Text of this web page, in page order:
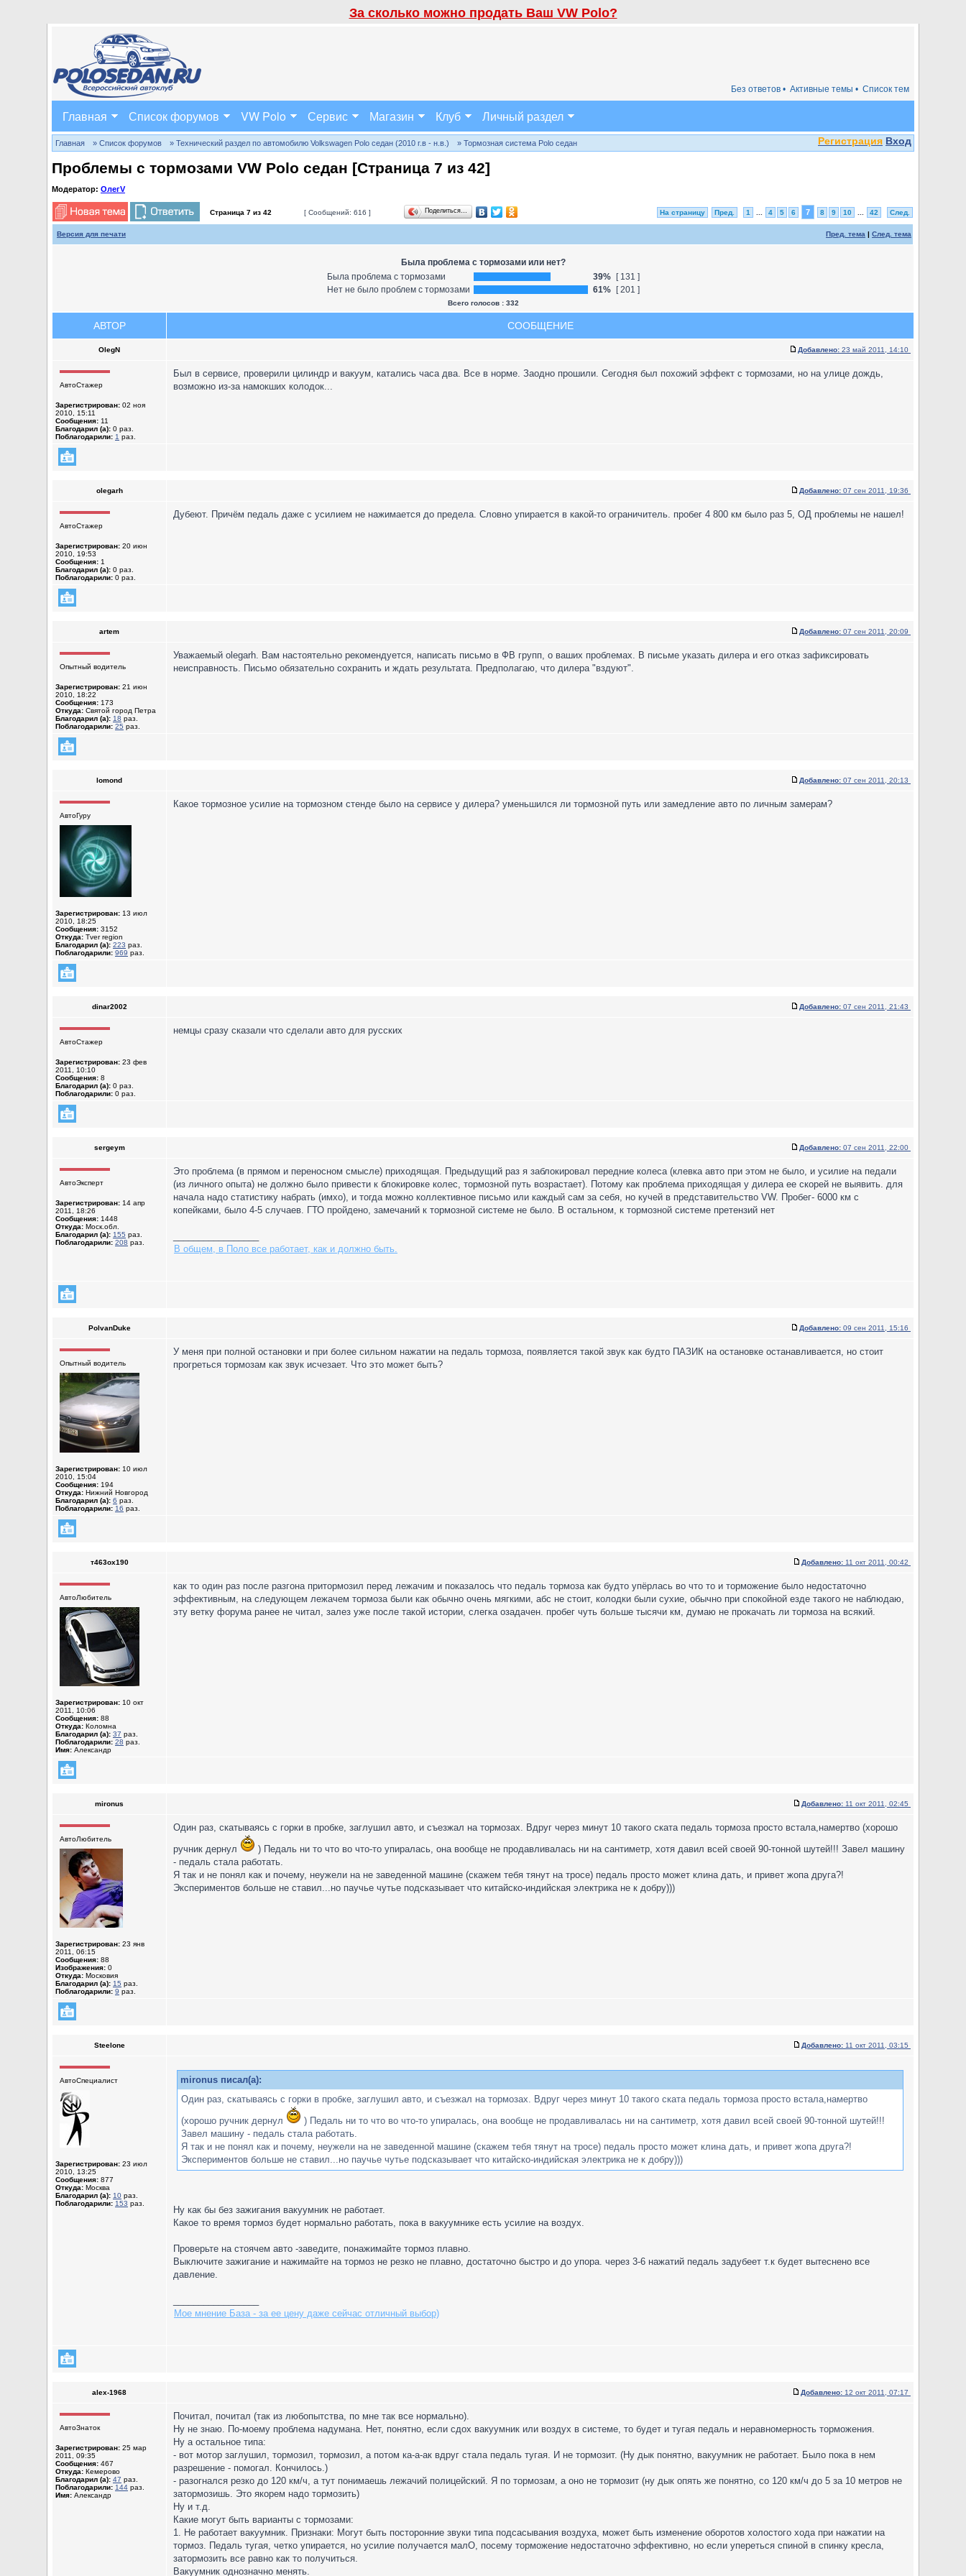
За сколько можно продать Ваш VW Polo?
Список тем
Активные темы •
Без ответов •
Главная Список форумов VW Polo Сервис Магазин Клуб Личный раздел
Регистрация Вход
Главная » Список форумов » Технический раздел по автомобилю Volkswagen Polo седан (2010 г.в - н.в.) » Тормозная система Polo седан
Проблемы с тормозами VW Polo седан [Страница 7 из 42]
Модератор: ОлегV
Страница 7 из 42 [ Сообщений: 616 ] Поделиться… На страницу Пред. 1 4 5 6 7 8 9 10 42 След.
Версия для печати Пред. тема | След. тема
Была проблема с тормозами или нет?
Была проблема с тормозами
39%
[ 131 ]
Нет не было проблем с тормозами
61% [ 201 ]
Всего голосов : 332
АВТОР СООБЩЕНИЕ
OlegN Добавлено: 23 май 2011, 14:10
АвтоСтажер
Зарегистрирован: 02 ноя
2010, 15:11
Сообщения: 11
Благодарил (а): 0 раз.
Поблагодарили: 1 раз.
Был в сервисе, проверили цилиндр и вакуум, катались часа два. Все в норме. Заодно прошили. Сегодня был похожий эффект с тормозами, но на улице дождь,
возможно из-за намокших колодок...
olegarh Добавлено: 07 сен 2011, 19:36
АвтоСтажер
Зарегистрирован: 20 июн
2010, 19:53
Сообщения: 1
Благодарил (а): 0 раз.
Поблагодарили: 0 раз.
Дубеют. Причём педаль даже с усилием не нажимается до предела. Словно упирается в какой-то ограничитель. пробег 4 800 км было раз 5, ОД проблемы не нашел!
artem Добавлено: 07 сен 2011, 20:09
Опытный водитель
Зарегистрирован: 21 июн
2010, 18:22
Сообщения: 173
Откуда: Святой город Петра
Благодарил (а): 18 раз.
Поблагодарили: 25 раз.
Уважаемый olegarh. Вам настоятельно рекомендуется, написать письмо в ФВ групп, о ваших проблемах. В письме указать дилера и его отказ зафиксировать
неисправность. Письмо обязательно сохранить и ждать результата. Предполагаю, что дилера "вздуют".
lomond Добавлено: 07 сен 2011, 20:13
АвтоГуру
Зарегистрирован: 13 июл
2010, 18:25
Сообщения: 3152
Откуда: Tver region
Благодарил (а): 223 раз.
Поблагодарили: 969 раз.
Какое тормозное усилие на тормозном стенде было на сервисе у дилера? уменьшился ли тормозной путь или замедление авто по личным замерам?
dinar2002 Добавлено: 07 сен 2011, 21:43
АвтоСтажер
Зарегистрирован: 23 фев
2011, 10:10
Сообщения: 8
Благодарил (а): 0 раз.
Поблагодарили: 0 раз.
немцы сразу сказали что сделали авто для русских
sergeym Добавлено: 07 сен 2011, 22:00
АвтоЭксперт
Зарегистрирован: 14 апр
2011, 18:26
Сообщения: 1448
Откуда: Моск.обл.
Благодарил (а): 155 раз.
Поблагодарили: 208 раз.
Это проблема (в прямом и переносном смысле) приходящая. Предыдущий раз я заблокировал передние колеса (клевка авто при этом не было, и усилие на педали
(из личного опыта) не должно было привести к блокировке колес, тормозной путь возрастает). Потому как проблема приходящая у дилера ее скорей не выявить. для
начала надо статистику набрать (имхо), и тогда можно коллективное письмо или каждый сам за себя, но кучей в представительство VW. Пробег- 6000 км с
копейками, было 4-5 случаев. ГТО пройдено, замечаний к тормозной системе не было. В остальном, к тормозной системе претензий нет
В общем, в Поло все работает, как и должно быть.
PolvanDuke Добавлено: 09 сен 2011, 15:16
Опытный водитель
Зарегистрирован: 10 июл
2010, 15:04
Сообщения: 194
Откуда: Нижний Новгород
Благодарил (а): 6 раз.
Поблагодарили: 16 раз.
У меня при полной остановки и при более сильном нажатии на педаль тормоза, появляется такой звук как будто ПАЗИК на остановке останавливается, но стоит
прогреться тормозам как звук исчезает. Что это может быть?
т463ох190 Добавлено: 11 окт 2011, 00:42
АвтоЛюбитель
Зарегистрирован: 10 окт
2011, 10:06
Сообщения: 88
Откуда: Коломна
Благодарил (а): 37 раз.
Поблагодарили: 28 раз.
Имя: Александр
как то один раз после разгона притормозил перед лежачим и показалось что педаль тормоза как будто упёрлась во что то и торможение было недостаточно
эффективным, на следующем лежачем тормоза были как обычно очень мягкими, абс не стоит, колодки были сухие, обычно при спокойной езде такого не наблюдаю,
эту ветку форума ранее не читал, залез уже после такой истории, слегка озадачен. пробег чуть больше тысячи км, думаю не прокачать ли тормоза на всякий.
mironus Добавлено: 11 окт 2011, 02:45
АвтоЛюбитель
Зарегистрирован: 23 янв
2011, 06:15
Сообщения: 88
Изображения: 0
Откуда: Московия
Благодарил (а): 15 раз.
Поблагодарили: 9 раз.
Один раз, скатываясь с горки в пробке, заглушил авто, и съезжал на тормозах. Вдруг через минут 10 такого ската педаль тормоза просто встала,намертво (хорошо
ручник дернул
) Педаль ни то что во что-то упиралась, она вообще не продавливалась ни на сантиметр, хотя давил всей своей 90-тонной шутей!!! Завел машину
- педаль стала работать.
Я так и не понял как и почему, неужели на не заведенной машине (скажем тебя тянут на тросе) педаль просто может клина дать, и привет жопа друга?!
Экспериментов больше не ставил...но паучье чутье подсказывает что китайско-индийская электрика не к добру)))
Steelone Добавлено: 11 окт 2011, 03:15
АвтоСпециалист
Зарегистрирован: 23 июл
2010, 13:25
Сообщения: 877
Откуда: Москва
Благодарил (а): 10 раз.
Поблагодарили: 153 раз.
mironus писал(а):
Один раз, скатываясь с горки в пробке, заглушил авто, и съезжал на тормозах. Вдруг через минут 10 такого ската педаль тормоза просто встала,намертво
(хорошо ручник дернул
) Педаль ни то что во что-то упиралась, она вообще не продавливалась ни на сантиметр, хотя давил всей своей 90-тонной шутей!!!
Завел машину - педаль стала работать.
Я так и не понял как и почему, неужели на не заведенной машине (скажем тебя тянут на тросе) педаль просто может клина дать, и привет жопа друга?!
Экспериментов больше не ставил...но паучье чутье подсказывает что китайско-индийская электрика не к добру)))
Ну как бы без зажигания вакуумник не работает.
Какое то время тормоз будет нормально работать, пока в вакуумнике есть усилие на воздух.
Проверьте на стоячем авто -заведите, понажимайте тормоз плавно.
Выключите зажигание и нажимайте на тормоз не резко не плавно, достаточно быстро и до упора. через 3-6 нажатий педаль задубеет т.к будет вытеснено все
давление.
Мое мнение База - за ее цену даже сейчас отличный выбор)
alex-1968 Добавлено: 12 окт 2011, 07:17
АвтоЗнаток
Зарегистрирован: 25 мар
2011, 09:35
Сообщения: 467
Откуда: Кемерово
Благодарил (а): 47 раз.
Поблагодарили: 144 раз.
Имя: Александр
Почитал, почитал (так из любопытства, по мне так все нормально).
Ну не знаю. По-моему проблема надумана. Нет, понятно, если сдох вакуумник или воздух в системе, то будет и тугая педаль и неравномерность торможения.
Ну а остальное типа:
- вот мотор заглушил, тормозил, тормозил, а потом ка-а-ак вдруг стала педаль тугая. И не тормозит. (Ну дык понятно, вакуумник не работает. Было пока в нем
разрешение - помогал. Кончилось.)
- разогнался резко до 120 км/ч, а тут понимаешь лежачий полицейский. Я по тормозам, а оно не тормозит (ну дык опять же понятно, со 120 км/ч до 5 за 10 метров не
затормозишь. Это якорем надо тормозить)
Ну и т.д.
Какие могут быть варианты с тормозами:
1. Не работает вакуумник. Признаки: Могут быть посторонние звуки типа подсасывания воздуха, может быть изменение оборотов холостого хода при нажатии на
тормоз. Педаль тугая, четко упирается, но усилие получается малО, посему торможение недостаточно эффективно, но если упереться спиной в спинку кресла,
затормозить все равно как то получиться.
Вакуумник однозначно менять.